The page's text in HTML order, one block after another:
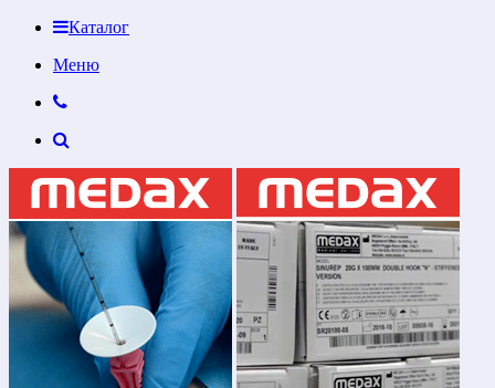
Каталог
Меню